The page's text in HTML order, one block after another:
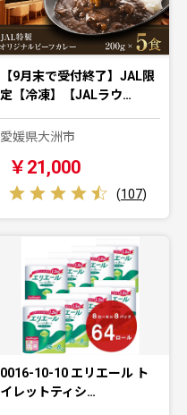
【9月末で受付終了】JAL限
定【冷凍】【JALラウ…
愛媛県大洲市
￥21,000
(107)
0016-10-10 エリエール ト
イレットティシ…